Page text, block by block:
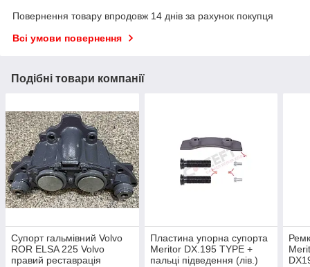
Повернення товару впродовж 14 днів за рахунок покупця
Всі умови повернення
Подібні товари компанії
Супорт гальмівний Volvo
ROR ELSA 225 Volvo
правий реставрація
Пластина упорна супорта
Meritor DX.195 TYPE +
пальці підведення (лів.)